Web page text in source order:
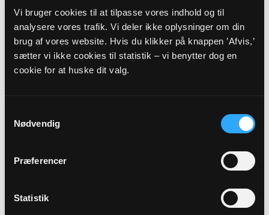
Vi bruger cookies til at tilpasse vores indhold og til
analysere vores trafik. Vi deler ikke oplysninger om din
brug af vores website. Hvis du klikker på knappen ’Afvis,’
sætter vi ikke cookies til statistik – vi benytter dog en
cookie for at huske dit valg.
Nødvendig
Præferencer
Statistik
Myndighedsoplysninger
Sognekode: 8549
Pastorat: Vestsalling Pastorat
Kommune: Skive Kommune (779)
Salling Provsti